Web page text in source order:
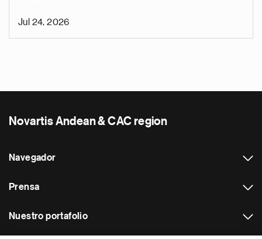
Jul 24, 2026
Novartis Andean & CAC region
Navegador
Prensa
Nuestro portafolio